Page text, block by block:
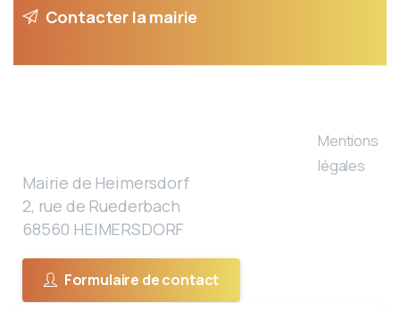
Contacter la mairie
Mairie de Heimersdorf
2, rue de Ruederbach
68560 HEIMERSDORF
Formulaire de contact
Mentions
légales